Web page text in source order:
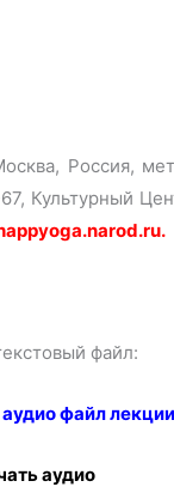
Россия,
Культурный
файл:
файл
аудио